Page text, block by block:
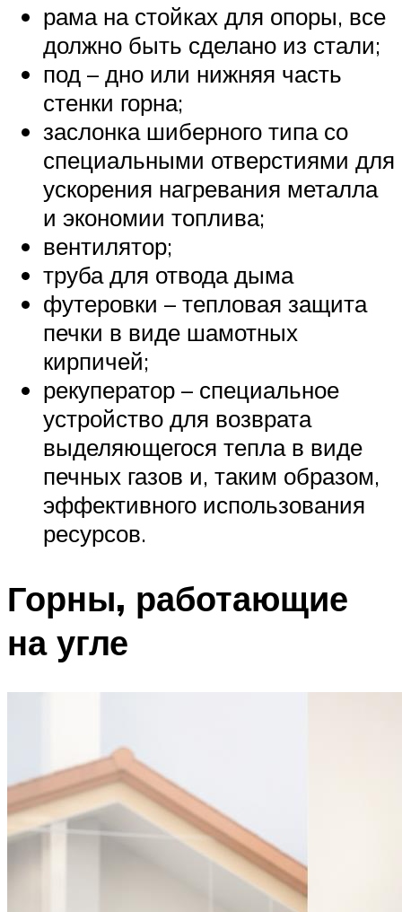
рама на стойках для опоры, все
должно быть сделано из стали;
под – дно или нижняя часть
стенки горна;
заслонка шиберного типа со
специальными отверстиями для
ускорения нагревания металла
и экономии топлива;
вентилятор;
труба для отвода дыма
футеровки – тепловая защита
печки в виде шамотных
кирпичей;
рекуператор – специальное
устройство для возврата
выделяющегося тепла в виде
печных газов и, таким образом,
эффективного использования
ресурсов.
Горны, работающие
на угле